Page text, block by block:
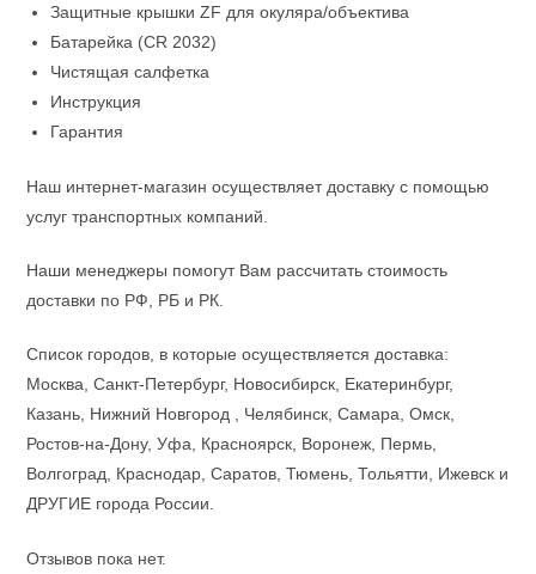
Защитные крышки ZF для окуляра/объектива
Батарейка (CR 2032)
Чистящая салфетка
Инструкция
Гарантия
Наш интернет-магазин осуществляет доставку с помощью
услуг транспортных компаний.
Наши менеджеры помогут Вам рассчитать стоимость
доставки по РФ, РБ и РК.
Список городов, в которые осуществляется доставка:
Москва, Санкт-Петербург, Новосибирск, Екатеринбург,
Казань, Нижний Новгород , Челябинск, Самара, Омск,
Ростов-на-Дону, Уфа, Красноярск, Воронеж, Пермь,
Волгоград, Краснодар, Саратов, Тюмень, Тольятти, Ижевск и
ДРУГИЕ города России.
Отзывов пока нет.